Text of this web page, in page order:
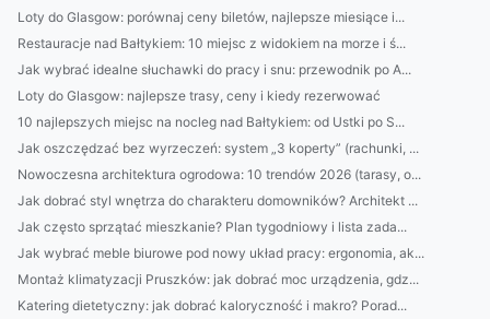
Loty do Glasgow: porównaj ceny biletów, najlepsze miesiące i...
Restauracje nad Bałtykiem: 10 miejsc z widokiem na morze i ś...
Jak wybrać idealne słuchawki do pracy i snu: przewodnik po A...
Loty do Glasgow: najlepsze trasy, ceny i kiedy rezerwować
10 najlepszych miejsc na nocleg nad Bałtykiem: od Ustki po S...
Jak oszczędzać bez wyrzeczeń: system „3 koperty” (rachunki, ...
Nowoczesna architektura ogrodowa: 10 trendów 2026 (tarasy, o...
Jak dobrać styl wnętrza do charakteru domowników? Architekt ...
Jak często sprzątać mieszkanie? Plan tygodniowy i lista zada...
Jak wybrać meble biurowe pod nowy układ pracy: ergonomia, ak...
Montaż klimatyzacji Pruszków: jak dobrać moc urządzenia, gdz...
Katering dietetyczny: jak dobrać kaloryczność i makro? Porad...